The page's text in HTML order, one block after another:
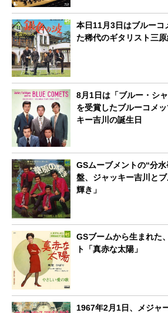
本日11月3日はブルーコ
た稀代のギタリスト三
8月1日は「ブルー・シ
を受賞したブルーコメ
キー吉川の誕生日
GSムーブメントの“分
盤、ジャッキー吉川と
輝き」
GSブームから生まれた
ト「真赤な太陽」
1967年2月1日、メジャ